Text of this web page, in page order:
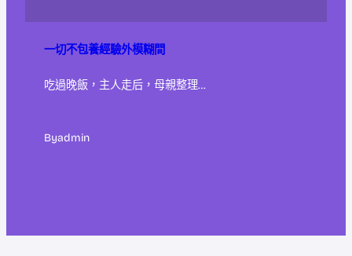
一切不包養經驗外模糊間
吃過晚飯，主人走后，母親整理…
Byadmin